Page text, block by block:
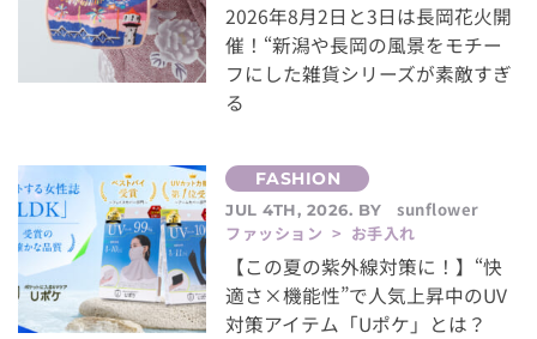
2026年8月2日と3日は長岡花火開
催！“新潟や長岡の風景をモチー
フにした雑貨シリーズが素敵すぎ
る
JUL 4TH, 2026. BY
sunflower
ファッション > お手入れ
【この夏の紫外線対策に！】“快
適さ×機能性”で人気上昇中のUV
対策アイテム「Uポケ」とは？